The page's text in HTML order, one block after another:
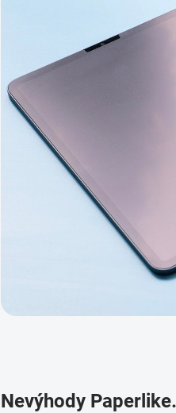
Nevýhody